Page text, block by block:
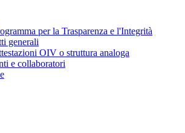
per la Trasparenza e l'Integrità
generali
OIV o struttura analoga
e collaboratori